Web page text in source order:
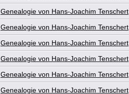
Genealogie von Hans-Joachim Tenschert
Genealogie von Hans-Joachim Tenschert
Genealogie von Hans-Joachim Tenschert
Genealogie von Hans-Joachim Tenschert
Genealogie von Hans-Joachim Tenschert
Genealogie von Hans-Joachim Tenschert